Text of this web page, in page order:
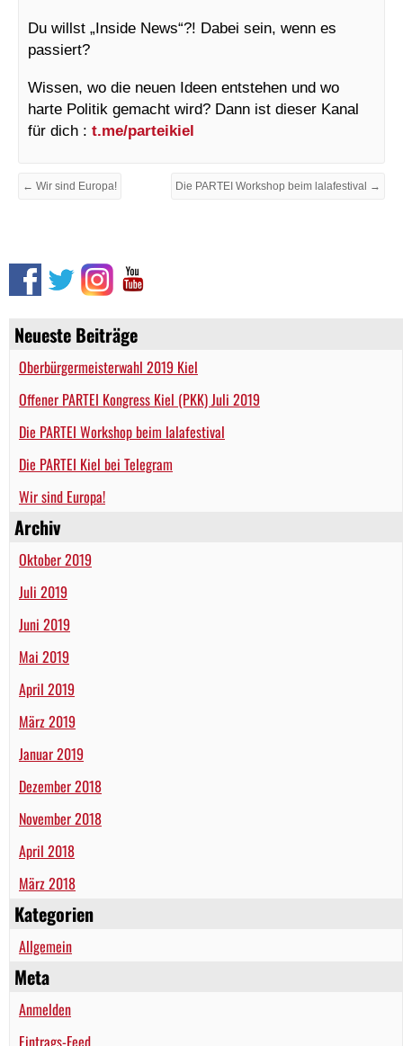
Neueste Beiträge
Oberbürgermeisterwahl 2019 Kiel
Offener PARTEI Kongress Kiel (PKK) Juli 2019
Die PARTEI Workshop beim lalafestival
Die PARTEI Kiel bei Telegram
Wir sind Europa!
Archiv
Oktober 2019
Juli 2019
Juni 2019
Mai 2019
April 2019
März 2019
Januar 2019
Dezember 2018
November 2018
April 2018
März 2018
Kategorien
Allgemein
Meta
Anmelden
Eintrags-Feed
Du willst „Inside News“?! Dabei sein, wenn es
passiert?
Wissen, wo die neuen Ideen entstehen und wo
harte Politik gemacht wird? Dann ist dieser Kanal
für dich : t.me/parteikiel
← Wir sind Europa! Die PARTEI Workshop beim lalafestival →